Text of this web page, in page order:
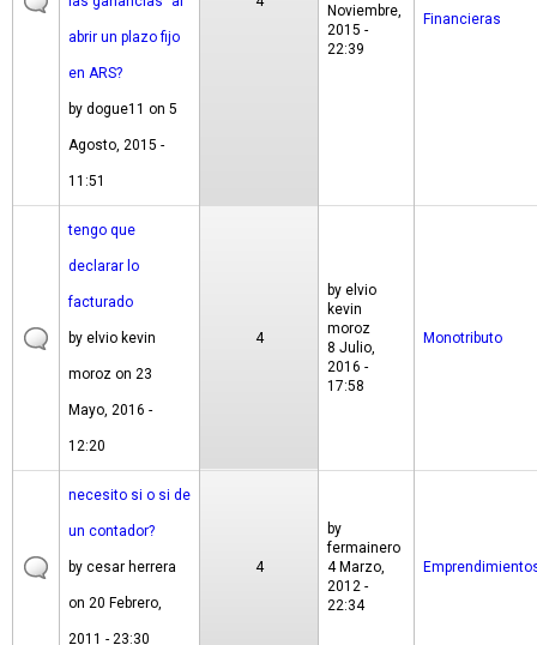
abrir un plazo fijo
en ARS?
by dogue11 on 5
Agosto, 2015 -
11:51
Noviembre,
2015 -
22:39
Financieras
tengo que
declarar lo
facturado
by elvio kevin
moroz on 23
Mayo, 2016 -
12:20
4
by elvio
kevin
moroz
8 Julio,
2016 -
17:58
Monotributo
necesito si o si de
un contador?
by cesar herrera
on 20 Febrero,
2011 - 23:30
4
by
fermainero
4 Marzo,
2012 -
22:34